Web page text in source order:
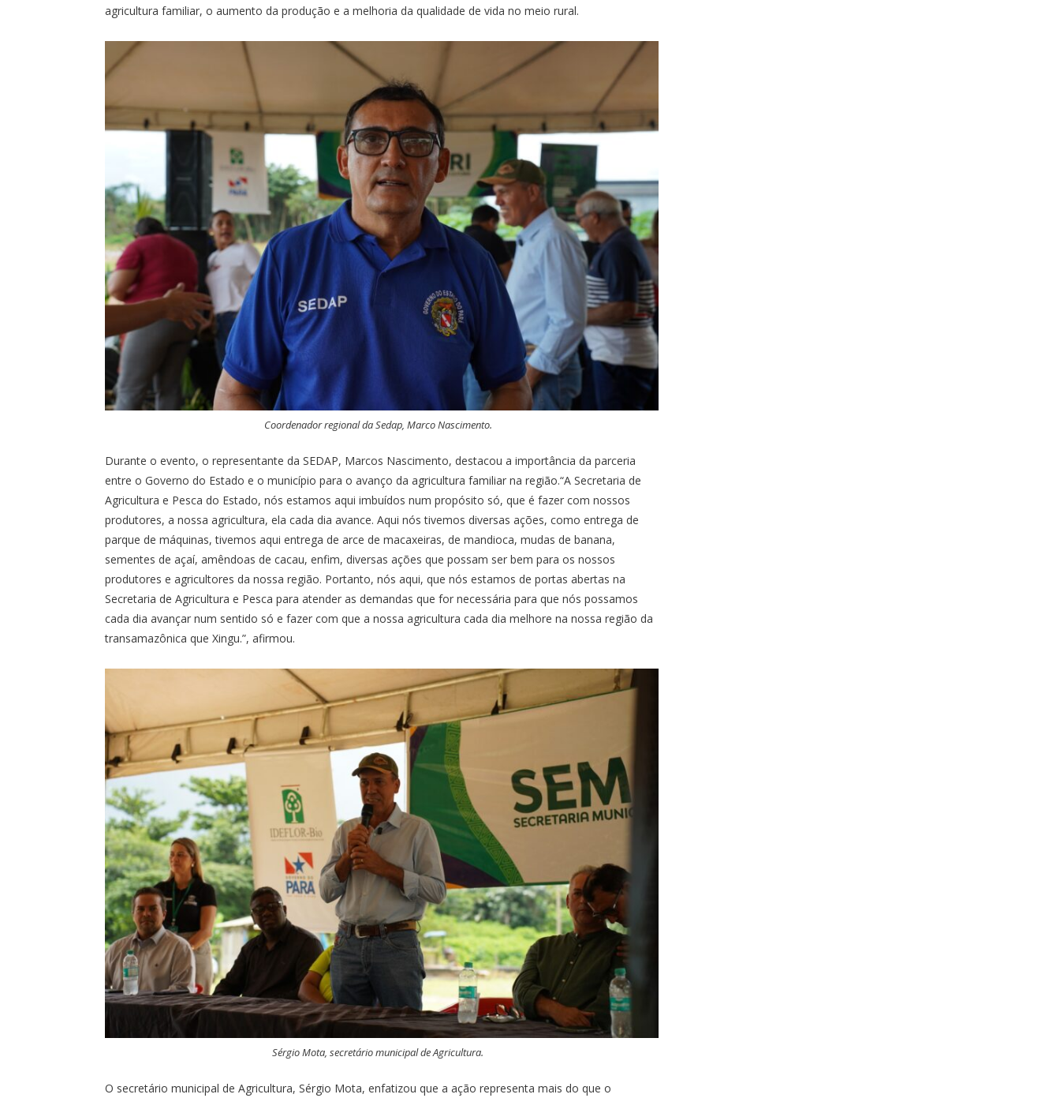
agricultura familiar, o aumento da produção e a melhoria da qualidade de vida no meio rural.
Coordenador regional da Sedap, Marco Nascimento.
Durante o evento, o representante da SEDAP, Marcos Nascimento, destacou a importância da parceria
entre o Governo do Estado e o município para o avanço da agricultura familiar na região.“A Secretaria de
Agricultura e Pesca do Estado, nós estamos aqui imbuídos num propósito só, que é fazer com nossos
produtores, a nossa agricultura, ela cada dia avance. Aqui nós tivemos diversas ações, como entrega de
parque de máquinas, tivemos aqui entrega de arce de macaxeiras, de mandioca, mudas de banana,
sementes de açaí, amêndoas de cacau, enfim, diversas ações que possam ser bem para os nossos
produtores e agricultores da nossa região. Portanto, nós aqui, que nós estamos de portas abertas na
Secretaria de Agricultura e Pesca para atender as demandas que for necessária para que nós possamos
cada dia avançar num sentido só e fazer com que a nossa agricultura cada dia melhore na nossa região da
transamazônica que Xingu.”, afirmou.
Sérgio Mota, secretário municipal de Agricultura.
O secretário municipal de Agricultura, Sérgio Mota, enfatizou que a ação representa mais do que o